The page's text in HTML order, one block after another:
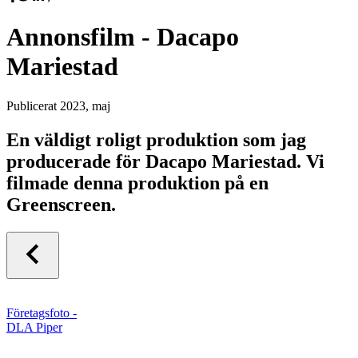
Annonsfilm - Dacapo
Mariestad
Publicerat 2023, maj
En väldigt roligt produktion som jag
producerade för Dacapo Mariestad. Vi
filmade denna produktion på en
Greenscreen.
Företagsfoto -
DLA Piper